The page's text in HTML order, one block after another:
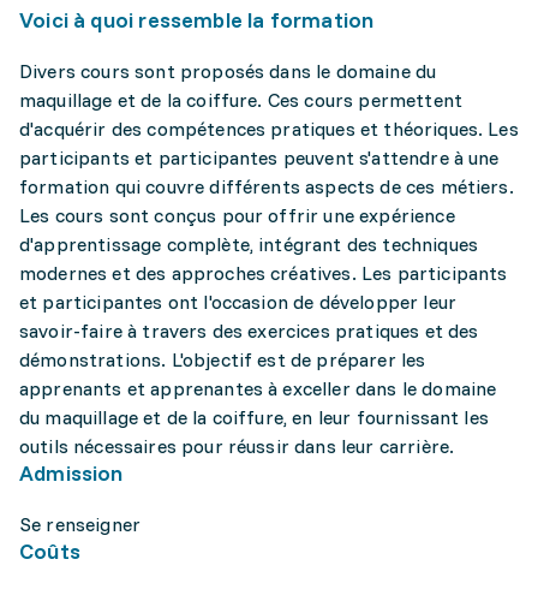
Voici à quoi ressemble la formation
Divers cours sont proposés dans le domaine du
maquillage et de la coiffure. Ces cours permettent
d'acquérir des compétences pratiques et théoriques. Les
participants et participantes peuvent s'attendre à une
formation qui couvre différents aspects de ces métiers.
Les cours sont conçus pour offrir une expérience
d'apprentissage complète, intégrant des techniques
modernes et des approches créatives. Les participants
et participantes ont l'occasion de développer leur
savoir-faire à travers des exercices pratiques et des
démonstrations. L'objectif est de préparer les
apprenants et apprenantes à exceller dans le domaine
du maquillage et de la coiffure, en leur fournissant les
outils nécessaires pour réussir dans leur carrière.
Admission
Se renseigner
Coûts